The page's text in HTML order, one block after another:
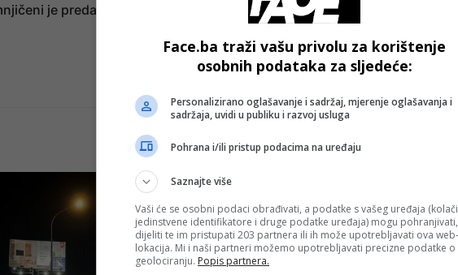
je predat u Prostorije za zadržavanje lica lišenih slobode MUP-a
Face.ba traži vašu privolu za korištenje
osobnih podataka za sljedeće:
Personalizirano oglašavanje i sadržaj, mjerenje oglašavanja i
sadržaja, uvidi u publiku i razvoj usluga
Pohrana i/ili pristup podacima na uređaju
Saznajte više
Vaši će se osobni podaci obrađivati, a podatke s vašeg uređaja
jedinstvene identifikatore i druge podatke uređaja) mogu pohranjivati,
dijeliti te im pristupati 203 partnera ili ih može upotrebljavati ova web-
lokacija. Mi i naši partneri možemo upotrebljavati precizne podatke o
geolociranju. Popis partnera.